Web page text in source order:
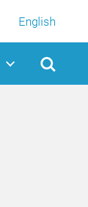
English